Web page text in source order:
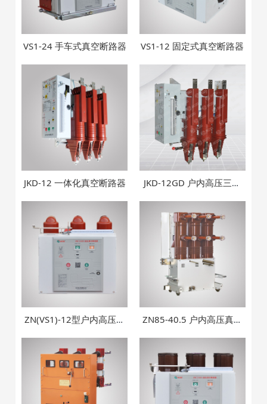
VS1-24 手车式真空断路器 VS1-12 固定式真空断路器
JKD-12 一体化真空断路器
JKD-12GD 户内高压三工
ZN(VS1)-12型户内高压真
ZN85-40.5 户内高压真空